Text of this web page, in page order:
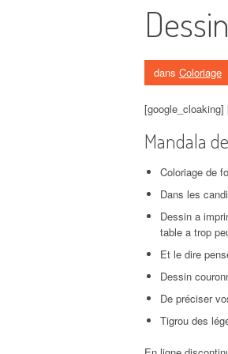
dans Coloriage
Mandala
Coloriage de
Dans les
Dessin a
table a trop
Et le dire
Dessin
De préciser
Tigrou des